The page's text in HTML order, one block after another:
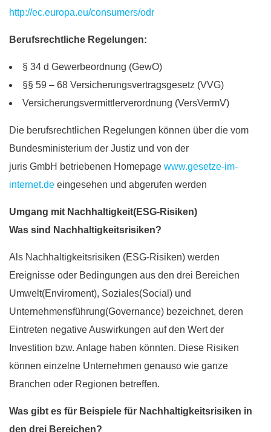
http://ec.europa.eu/consumers/odr
Berufsrechtliche Regelungen:
§ 34 d Gewerbeordnung (GewO)
§§ 59 – 68 Versicherungsvertragsgesetz (VVG)
Versicherungsvermittlerverordnung (VersVermV)
Die berufsrechtlichen Regelungen können über die vom
Bundesministerium der Justiz und von der
juris GmbH betriebenen Homepage www.gesetze-im-
internet.de eingesehen und abgerufen werden
Umgang mit Nachhaltigkeit(ESG-Risiken)
Was sind Nachhaltigkeitsrisiken?
Als Nachhaltigkeitsrisiken (ESG-Risiken) werden
Ereignisse oder Bedingungen aus den drei Bereichen
Umwelt(Enviroment), Soziales(Social) und
Unternehmensführung(Governance) bezeichnet, deren
Eintreten negative Auswirkungen auf den Wert der
Investition bzw. Anlage haben könnten. Diese Risiken
können einzelne Unternehmen genauso wie ganze
Branchen oder Regionen betreffen.
Was gibt es für Beispiele für Nachhaltigkeitsrisiken in
den drei Bereichen?